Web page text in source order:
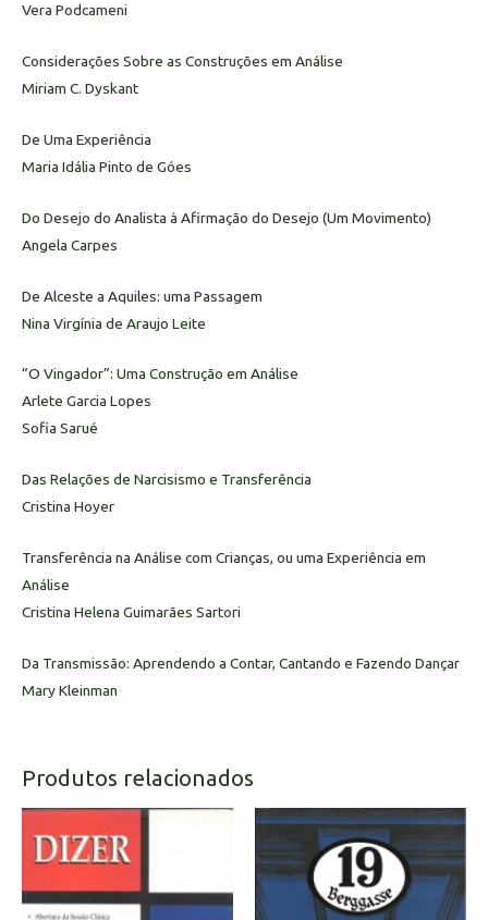
Vera Podcameni
Considerações Sobre as Construções em Análise
Miriam C. Dyskant
De Uma Experiência
Maria Idália Pinto de Góes
Do Desejo do Analista à Afirmação do Desejo (Um Movimento)
Angela Carpes
De Alceste a Aquiles: uma Passagem
Nina Virgínia de Araujo Leite
“O Vingador”: Uma Construção em Análise
Arlete Garcia Lopes
Sofia Sarué
Das Relações de Narcisismo e Transferência
Cristina Hoyer
Transferência na Análise com Crianças, ou uma Experiência em
Análise
Cristina Helena Guimarães Sartori
Da Transmissão: Aprendendo a Contar, Cantando e Fazendo Dançar
Mary Kleinman
Produtos relacionados